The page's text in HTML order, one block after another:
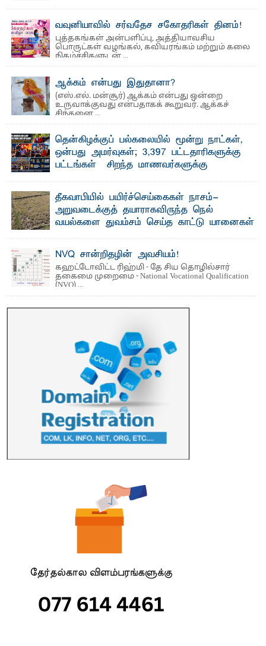
வவுனியாவில் சர்வதேச சகோதரிகள் தினம்!
புத்தகங்கள் அன்பளிப்பு, அத்தியாவசிய
பொருட்கள் வழங்கல், கவியரங்கம் மற்றும் கலை
நிகழ்ச்சிகளுடன் ...
ஆக்கம் என்பது இதுதானா?
(எஸ்.எல். மன்சூர்) ஆக்கம் என்பது ஒன்றை
உருவாக்குவது என்பதாகக் கூறுவர். ஆக்கச்
சிந்தனை ...
தென்கிழக்குப் பல்கலையில் மூன்று நாட்கள்,
ஒன்பது அமர்வுகள்; 3,397 பட்டதாரிகளுக்கு
பட்டங்கள் – சிறந்த மாணவர்களுக்கு
மற்றும் சிறப்புப் பரிசுகள்
எம்.வை. அமீர்- ஒ லுவிலில் அமைந்துள்ள தென்கிழக்குப்
பல்கலைக்கழகத்தின் 18ஆவது பொதுப் பட்டமளிப்பு விழா ...
தீகவாபியில் பயிர்ச்செய்கைகள் நாசம்-
அறுவடைக்குத் தயாராகவிருந்த நெல்
வயல்களை துவம்சம் செய்த காட்டு யானைகள்
காணப்பட்ட பல ...NVQ சான்றிதழின் அவசியம்!
கஹட்டோவிட்ட ரிஹ்மி - தே சிய தொழில்சார்
தகைமை முறைமை - National Vocational Qualification
(NVQ) ...